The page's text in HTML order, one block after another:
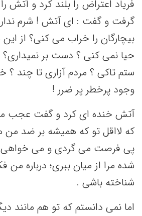
فریاد اعتراض را بلند کرد و آتش
گرفت و گفت : ای آتش ! شرم
بیچارگان را خراب می کنی؟ از این
حیا نمی کنی ؟ دست بر نمیداری؟
ستم تاکی ؟ مردم آزاری تا چند
وجود پرخطر پر ضرر !
آتش خنده ای کرد و گفت عجب
که لااقل تو که همیشه بر ضد
پی فرصت می گردی و می
شده مرا از میان ببری؛ درباره من
شناخته باشی .
اما نمی دانستم که تو هم مانند